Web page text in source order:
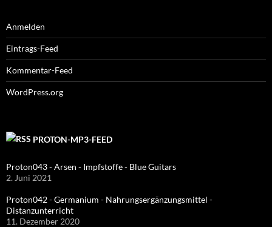
Anmelden
Eintrags-Feed
Kommentar-Feed
WordPress.org
PROTON-MP3-FEED
Proton043 - Arsen - Impfstoffe - Blue Guitars
2. Juni 2021
Proton042 - Germanium - Nahrungsergänzungsmittel -
Distanzunterricht
11. Dezember 2020